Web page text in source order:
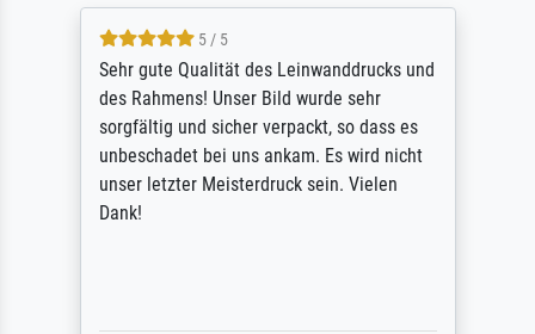
5 / 5
Sehr gute Qualität des Leinwanddrucks und
des Rahmens! Unser Bild wurde sehr
sorgfältig und sicher verpackt, so dass es
unbeschadet bei uns ankam. Es wird nicht
unser letzter Meisterdruck sein. Vielen
Dank!